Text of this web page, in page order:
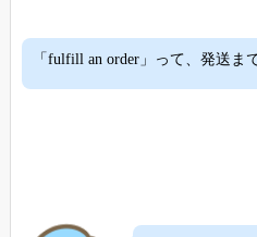
「fulfill an order」って、発送ま